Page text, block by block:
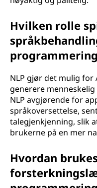
Hvilken rolle
NLP gjør det mulig for
generere
NLP avgjørende for
språkoversettelse,
talegjenkjenning, slik
brukerne på en mer
Hvordan brukes